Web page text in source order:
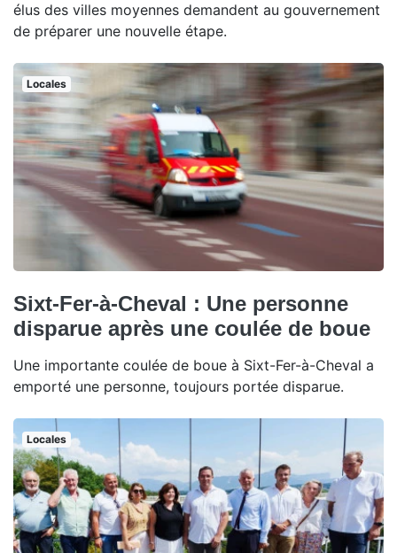
élus des villes moyennes demandent au gouvernement
de préparer une nouvelle étape.
Locales
Sixt-Fer-à-Cheval : Une personne
disparue après une coulée de boue
Une importante coulée de boue à Sixt-Fer-à-Cheval a
emporté une personne, toujours portée disparue.
Locales